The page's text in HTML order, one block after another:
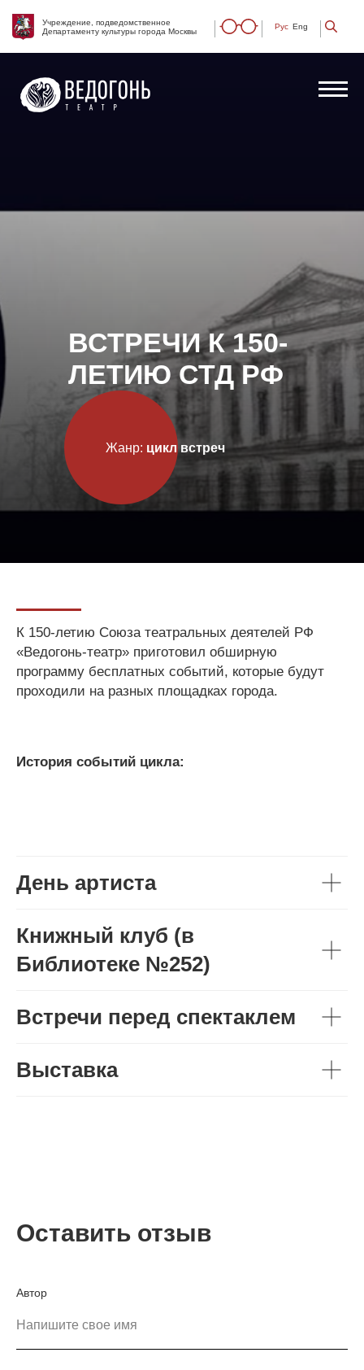
Учреждение, подведомственное
Департаменту культуры города Москвы
Рус Eng
ВСТРЕЧИ К 150-
ЛЕТИЮ СТД РФ
Жанр: цикл встреч
К 150-летию Союза театральных деятелей РФ
«Ведогонь-театр» приготовил обширную
программу бесплатных событий, которые будут
проходили на разных площадках города.
История событий цикла:
День артиста
Книжный клуб (в
Библиотеке №252)
Встречи перед спектаклем
Выставка
Оставить отзыв
Автор
Напишите свое имя